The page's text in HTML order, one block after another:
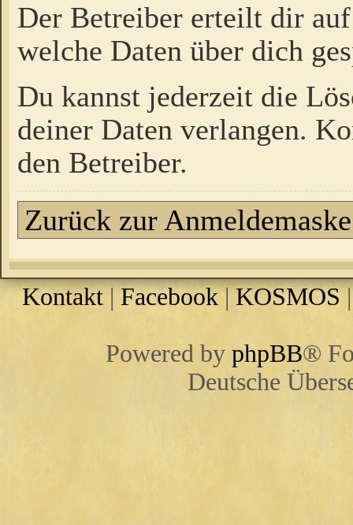
Der Betreiber erteilt dir
welche Daten über dich
Du kannst jederzeit die
deiner Daten verlangen.
den Betreiber.
Zurück zur Anmeldemaske
Kontakt | Facebook| KOSMOS
Powered by phpBB®
Deutsche